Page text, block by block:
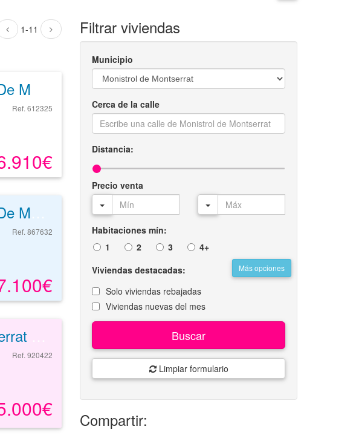
1-11
Ref. 612325
Ref. 867632
Ref. 920422
Filtrar viviendas
Municipio
Cerca de la calle
Distancia:
Precio venta
Habitaciones mín:
1
2 3 4+
Más opciones
Viviendas destacadas:
Solo viviendas rebajadas
Viviendas nuevas del mes
Buscar
Limpiar formulario
Compartir: